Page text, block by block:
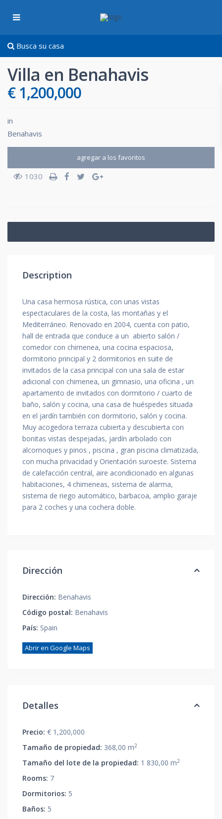
Busca su casa
Villa en Benahavis
€ 1,200,000
in
Benahavis
agregar a los favoritos
1030
Description
Una casa hermosa rústica, con unas vistas
espectaculares de la costa, las montañas y el
Mediterráneo. Renovado en 2004, cuenta con patio,
hall de entrada que conduce a un abierto salón /
comedor con chimenea, una cocina espaciosa,
dormitorio principal y 2 dormitorios en suite de
invitados de la casa principal con una sala de estar
adicional con chimenea, un gimnasio, una oficina , un
apartamento de invitados con dormitorio / cuarto de
baño, salón y cocina, una casa de huéspedes situada
en el jardín también con dormitorio, salón y cocina.
Muy acogedora terraza cubierta y descubierta con
bonitas vistas despejadas, jardín arbolado con
alcornoques y pinos , piscina , gran piscina climatizada,
con mucha privacidad y Orientación suroeste. Sistema
de calefacción central, aire acondicionado en algunas
habitaciones, 4 chimeneas, sistema de alarma,
sistema de riego automático, barbacoa, amplio garaje
para 2 coches y una cochera doble.
Dirección
Dirección: Benahavis
Código postal: Benahavis
País: Spain
Abrir en Google Maps
Detalles
Precio: € 1,200,000
Tamaño de propiedad: 368,00 m2
Tamaño del lote de la propiedad: 1 830,00 m2
Rooms: 7
Dormitorios: 5
Baños: 5